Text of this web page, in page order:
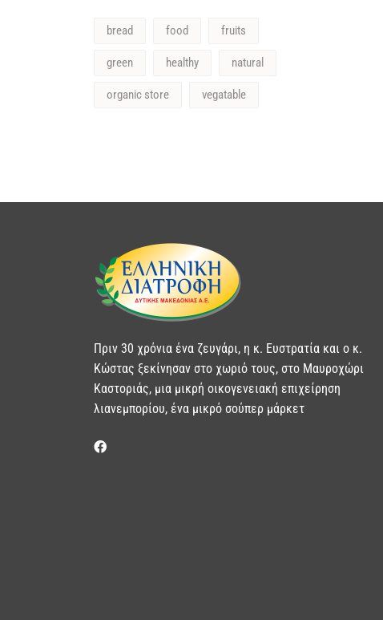
bread food fruits
green healthy natural
organic store vegatable
Πριν 30 χρόνια ένα ζευγάρι, η κ. Ευστρατία και ο κ.
Κώστας ξεκίνησαν στο χωριό τους, στο Μαυροχώρι
Καστοριάς, μια μικρή οικογενειακή επιχείρηση
λιανεμπορίου, ένα μικρό σούπερ μάρκετ